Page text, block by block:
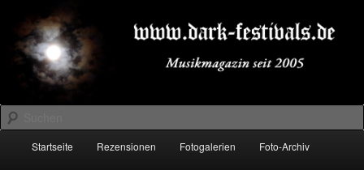
primären
Inhalt
springen
sekundären
Inhalt
springenDARK-FESTIVALS.DE
Suchen
Startseite Rezensionen Fotogalerien Foto-Archiv